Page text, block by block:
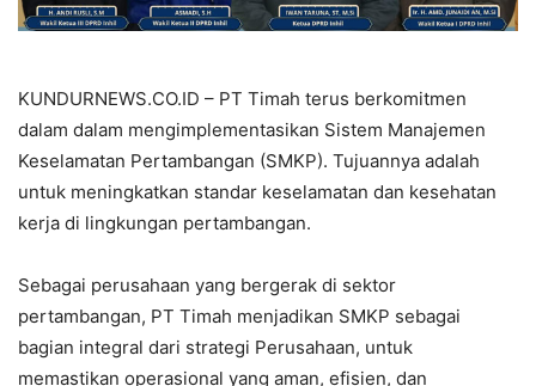
KUNDURNEWS.CO.ID – PT Timah terus berkomitmen
dalam dalam mengimplementasikan Sistem Manajemen
Keselamatan Pertambangan (SMKP). Tujuannya adalah
untuk meningkatkan standar keselamatan dan kesehatan
kerja di lingkungan pertambangan.
Sebagai perusahaan yang bergerak di sektor
pertambangan, PT Timah menjadikan SMKP sebagai
bagian integral dari strategi Perusahaan, untuk
memastikan operasional yang aman, efisien, dan